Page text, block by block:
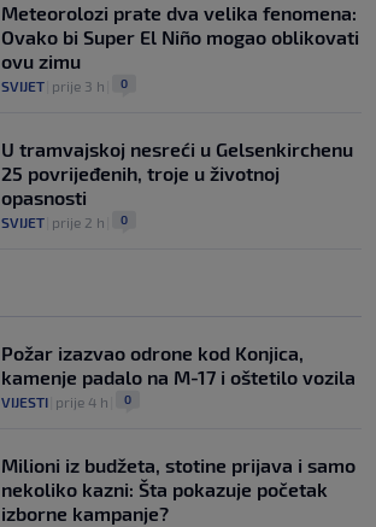
Meteorolozi prate dva velika fenomena:
Ovako bi Super El Niño mogao oblikovati
ovu zimu
SVIJET prije 3 h 0
U tramvajskoj nesreći u Gelsenkirchenu
25 povrijeđenih, troje u životnoj
opasnosti
SVIJET prije 2 h 0
Požar izazvao odrone kod Konjica,
kamenje padalo na M-17 i oštetilo vozila
VIJESTI prije 4 h 0
Milioni iz budžeta, stotine prijava i samo
nekoliko kazni: Šta pokazuje početak
izborne kampanje?